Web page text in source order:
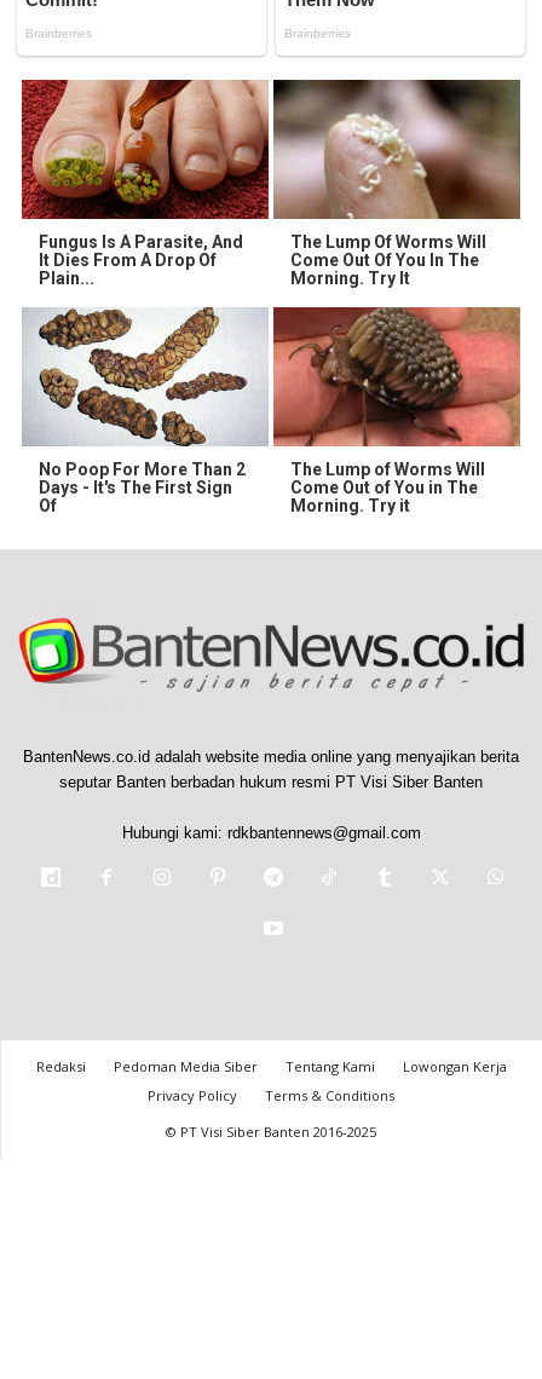
Fungus Is A Parasite, And
It Dies From A Drop Of
Plain...
The Lump Of Worms Will
Come Out Of You In The
Morning. Try It
No Poop For More Than 2
Days - It's The First Sign
Of
The Lump of Worms Will
Come Out of You in The
Morning. Try it
BantenNews.co.id adalah website media online yang menyajikan berita
seputar Banten berbadan hukum resmi PT Visi Siber Banten
Hubungi kami: rdkbantennews@gmail.com
Redaksi Pedoman Media Siber Tentang Kami
Lowongan Kerja
Privacy Policy
Terms & Conditions
© PT Visi Siber Banten 2016-2025